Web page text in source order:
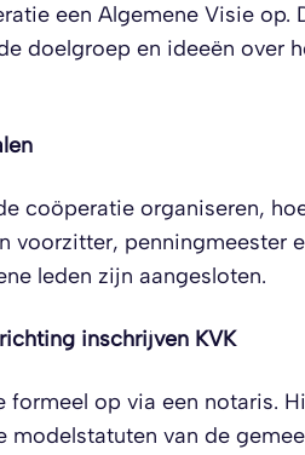
een Algemene Visie
doelgroep en ideeën over
coöperatie organiseren,
voorzitter, penningmeester
leden zijn aangesloten.
inschrijven KVK
formeel op via een notaris.
modelstatuten van de